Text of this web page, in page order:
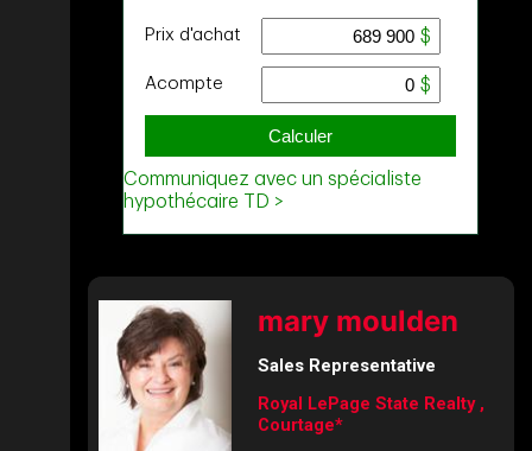
mary moulden
Sales Representative
Royal LePage State Realty ,
Courtage*